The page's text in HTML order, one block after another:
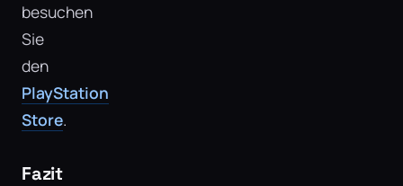
besuchen
Sie
den
PlayStation
Store.
Fazit